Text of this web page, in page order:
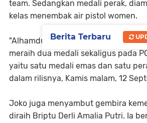
team. Sedangkan medali perak,
kelas menembak air pistol women.
"Alhamdulillah personel Polres
meraih dua medali sekaligus pada
yaitu satu medali emas dan satu
dalam rilisnya, Kamis malam, 12
Joko juga menyambut gembira
diraih Briptu Derli Amalia Putri. Ia
Berita Terbaru